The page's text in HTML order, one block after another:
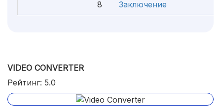
8 Заключение
VIDEO CONVERTER
Рейтинг: 5.0